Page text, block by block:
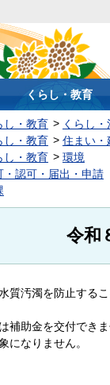
阿南市
くらし・教育
し・教育
くらし
し・教育
住まい・
し・教育
環境
・認可・届出・申請
令和
汚濁を防止する
助金を交付できま
なりません。